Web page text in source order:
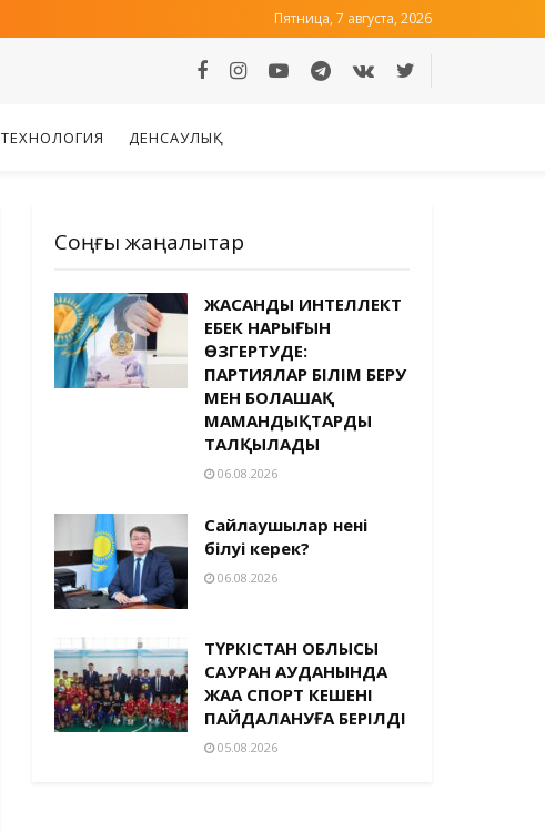
Пятница, 7 августа, 2026
ТЕХНОЛОГИЯ ДЕНСАУЛЫҚ
Соңғы жаңалықтар
ЖАСАНДЫ ИНТЕЛЛЕКТ
ЕҢБЕК НАРЫҒЫН
ӨЗГЕРТУДЕ:
ПАРТИЯЛАР БІЛІМ БЕРУ
МЕН БОЛАШАҚ
МАМАНДЫҚТАРДЫ
ТАЛҚЫЛАДЫ
06.08.2026
Сайлаушылар нені
білуі керек?
06.08.2026
ТҮРКІСТАН ОБЛЫСЫ
САУРАН АУДАНЫНДА
ЖАҢА СПОРТ КЕШЕНІ
ПАЙДАЛАНУҒА БЕРІЛДІ
05.08.2026